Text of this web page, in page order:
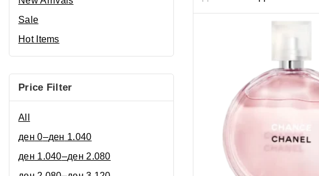
out of 5
Sale
Hot Items
Price Filter
All
ден 0–ден 1.040
ден 1.040–ден 2.080